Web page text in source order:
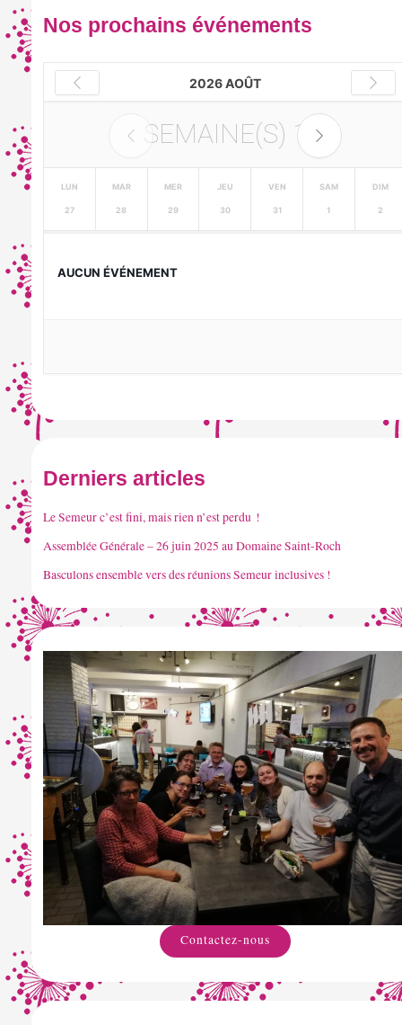
Nos prochains événements
2026 AOÛT
SEMAINE(S) 1
LUN
27
MAR
28
MER
29
JEU
30
VEN
31
SAM
1
DIM
2
AUCUN ÉVÉNEMENT
Derniers articles
Le Semeur c’est fini, mais rien n’est perdu !
Assemblée Générale – 26 juin 2025 au Domaine Saint-Roch
Basculons ensemble vers des réunions Semeur inclusives !
Contactez-nous